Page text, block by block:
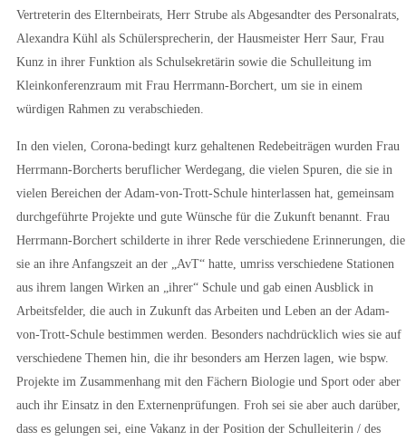
Vertreterin des Elternbeirats, Herr Strube als Abgesandter des Personalrats,
Alexandra Kühl als Schülersprecherin, der Hausmeister Herr Saur, Frau
Kunz in ihrer Funktion als Schulsekretärin sowie die Schulleitung im
Kleinkonferenzraum mit Frau Herrmann-Borchert, um sie in einem
würdigen Rahmen zu verabschieden.
In den vielen, Corona-bedingt kurz gehaltenen Redebeiträgen wurden Frau
Herrmann-Borcherts beruflicher Werdegang, die vielen Spuren, die sie in
vielen Bereichen der Adam-von-Trott-Schule hinterlassen hat, gemeinsam
durchgeführte Projekte und gute Wünsche für die Zukunft benannt. Frau
Herrmann-Borchert schilderte in ihrer Rede verschiedene Erinnerungen, die
sie an ihre Anfangszeit an der „AvT“ hatte, umriss verschiedene Stationen
aus ihrem langen Wirken an „ihrer“ Schule und gab einen Ausblick in
Arbeitsfelder, die auch in Zukunft das Arbeiten und Leben an der Adam-
von-Trott-Schule bestimmen werden. Besonders nachdrücklich wies sie auf
verschiedene Themen hin, die ihr besonders am Herzen lagen, wie bspw.
Projekte im Zusammenhang mit den Fächern Biologie und Sport oder aber
auch ihr Einsatz in den Externenprüfungen. Froh sei sie aber auch darüber,
dass es gelungen sei, eine Vakanz in der Position der Schulleiterin / des